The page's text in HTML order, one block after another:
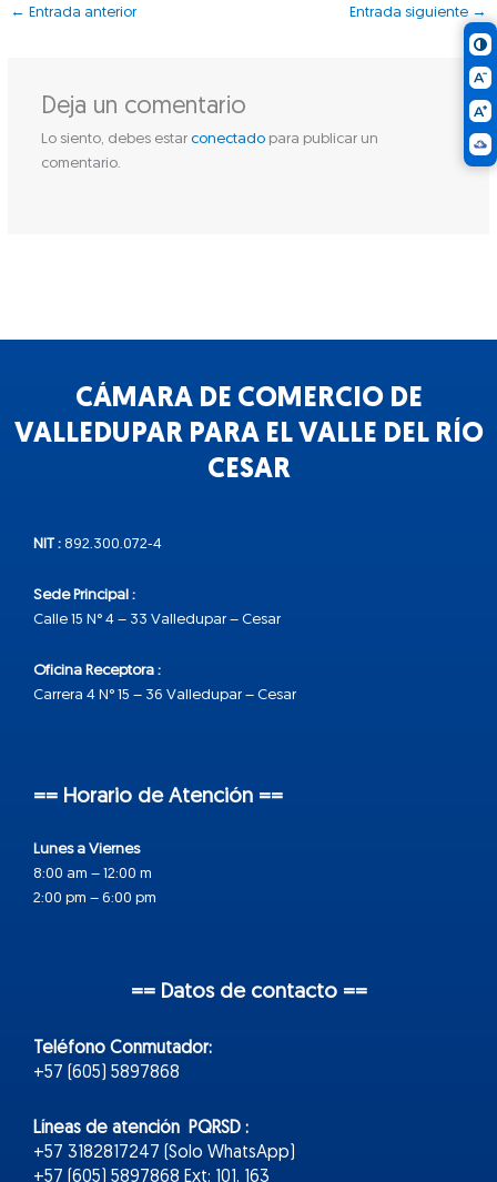
← Entrada anterior Entrada siguiente →
Deja un comentario
Lo siento, debes estar conectadopara publicar un
comentario.
CÁMARA DE COMERCIO DE
VALLEDUPAR PARA EL VALLE DEL RÍO
CESAR
NIT : 892.300.072-4
Sede Principal :
Calle 15 N° 4 – 33 Valledupar – Cesar
Oficina Receptora :
Carrera 4 N° 15 – 36 Valledupar – Cesar
== Horario de Atención ==
Lunes a Viernes
8:00 am – 12:00 m
2:00 pm – 6:00 pm
== Datos de contacto ==
Teléfono Conmutador:
+57 (605) 5897868
Líneas de atención PQRSD :
+57 3182817247 (Solo WhatsApp)
+57 (605) 5897868 Ext: 101, 163